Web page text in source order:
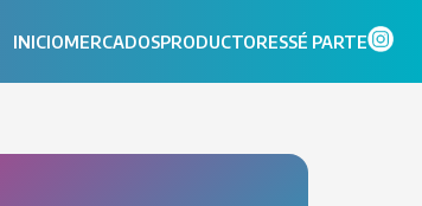
INICIOMERCADOSPRODUCTORESSÉ PARTE